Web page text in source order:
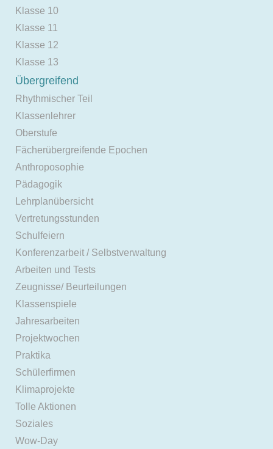
Klasse 10
Klasse 11
Klasse 12
Klasse 13
Übergreifend
Rhythmischer Teil
Klassenlehrer
Oberstufe
Fächerübergreifende Epochen
Anthroposophie
Pädagogik
Lehrplanübersicht
Vertretungsstunden
Schulfeiern
Konferenzarbeit / Selbstverwaltung
Arbeiten und Tests
Zeugnisse/ Beurteilungen
Klassenspiele
Jahresarbeiten
Projektwochen
Praktika
Schülerfirmen
Klimaprojekte
Tolle Aktionen
Soziales
Wow-Day